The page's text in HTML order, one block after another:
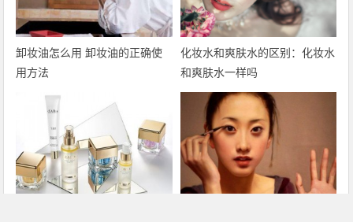
卸妆油怎么用 卸妆油的正确使
用方法
化妆水和爽肤水的区别：化妆水
和爽肤水一样吗